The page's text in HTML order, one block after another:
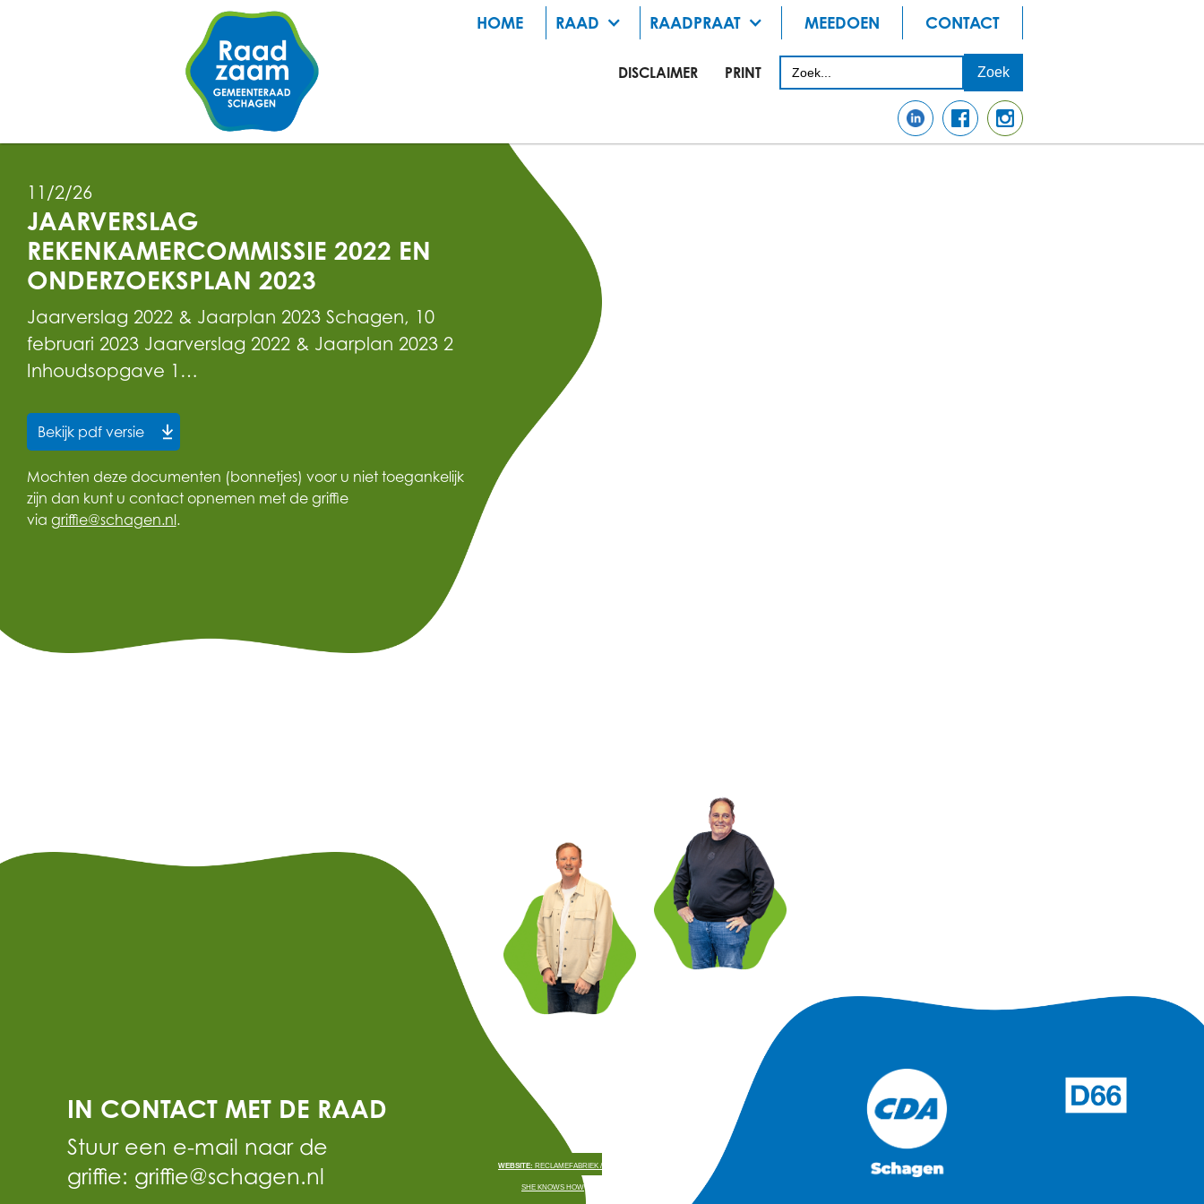
HOME RAAD RAADPRAAT MEEDOEN CONTACT
DISCLAIMER PRINT
11/2/26
JAARVERSLAG
REKENKAMERCOMMISSIE 2022 EN
ONDERZOEKSPLAN 2023
Jaarverslag 2022 & Jaarplan 2023 Schagen, 10
februari 2023 Jaarverslag 2022 & Jaarplan 2023 2
Inhoudsopgave 1…
Bekijk pdf versie
Mochten deze documenten (bonnetjes) voor u niet toegankelijk
zijn dan kunt u contact opnemen met de griffie
via griffie@schagen.nl.
IN CONTACT MET DE RAAD
Stuur een e-mail naar de
griffie: griffie@schagen.nl
WEBSITE: RECLAMEFABRIEK /
SHE KNOWS HOW